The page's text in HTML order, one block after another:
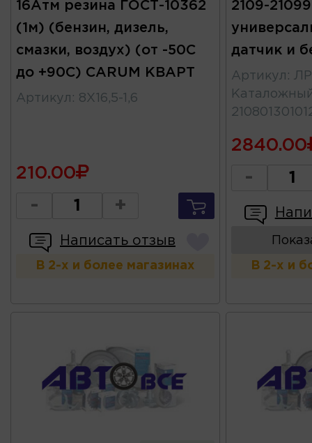
16Атм резина ГОСТ-10362
(1м) (бензин, дизель,
смазки, воздух) (от -50С
до +90С) CARUM КВАРТ
Артикул : 8X16,5-1,6
210.00
- +
Написать отзыв
В 2-х и более магазинах
2109-
датчик и
Артикул :
2840.00
-
В 2-х и